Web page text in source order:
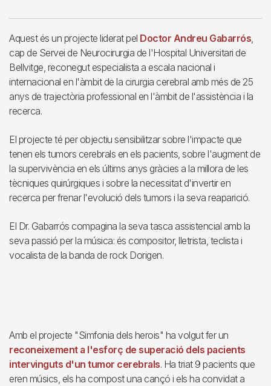
Aquest és un projecte liderat pel Doctor Andreu Gabarrós
cap de Servei de Neurocirurgia de l'Hospital Universitari de
Bellvitge, reconegut especialista a escala nacional i
internacional en l'àmbit de la cirurgia cerebral amb més de 25
anys de trajectòria professional en l'àmbit de l'assistència i la
recerca.
El projecte té per objectiu sensibilitzar sobre l'impacte que
tenen els tumors cerebrals en els pacients, sobre l'augment de
la supervivència en els últims anys gràcies a la millora de les
tècniques quirúrgiques i sobre la necessitat d'invertir en
recerca per frenar l'evolució dels tumors i la seva reaparició.
El Dr. Gabarrós compagina la seva tasca assistencial amb la
seva passió per la música: és compositor, lletrista, teclista i
vocalista de la banda de rock Dorigen.
Amb el projecte "Simfonia dels herois" ha volgut fer un
reconeixement a l'esforç de superació dels pacients
intervinguts d'un tumor cerebrals. Ha triat 9 pacients que
eren músics, els ha compost una cançó i els ha convidat a